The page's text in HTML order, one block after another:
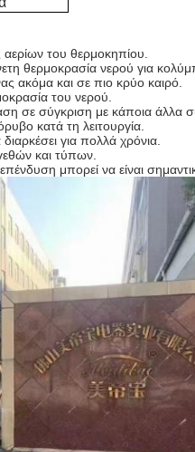
του θερμοκηπίου.
θερμοκρασία νερού για
ακόμα και σε πιο κρύο καιρό.
του νερού.
σε σύγκριση με κάποια άλλα
κατά τη λειτουργία.
για πολλά χρόνια.
και τύπων.
μπορεί να είναι